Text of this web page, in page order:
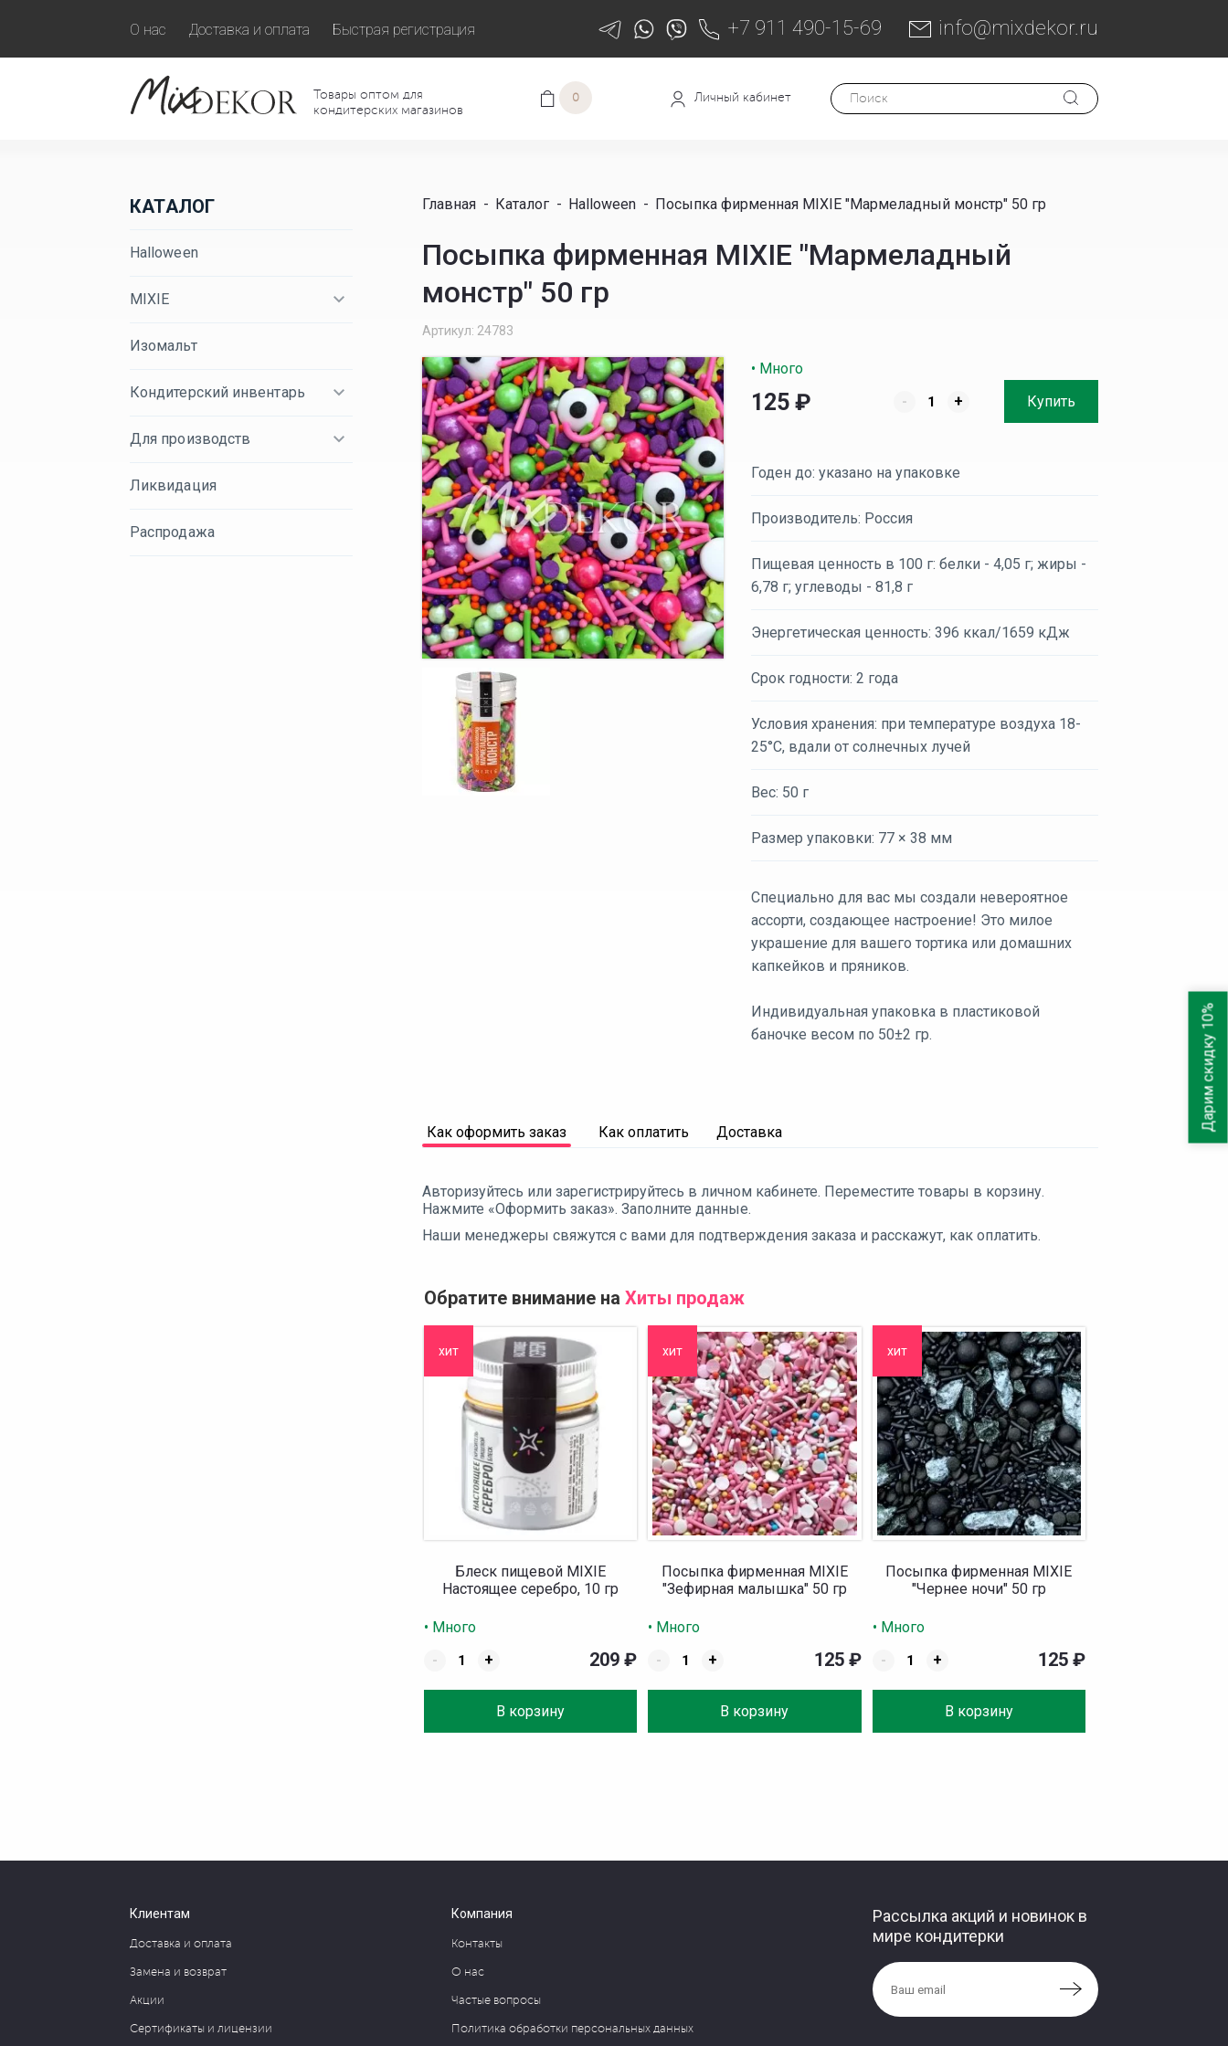
О нас Доставка и оплата Быстрая регистрация +7 911 490-15-69 info@mixdekor.ru
Товары оптом для
кондитерских магазинов
0 Личный кабинет
КАТАЛОГ
Halloween
MIXIE
Изомальт
Кондитерский инвентарь
Для производств
Ликвидация
Распродажа
Главная - Каталог - Halloween - Посыпка фирменная MIXIE "Мармеладный монстр" 50 гр
Посыпка фирменная MIXIE "Мармеладный
монстр" 50 гр
Артикул: 24783
• Много
125 ₽ - + Купить
Годен до: указано на упаковке
Производитель: Россия
Пищевая ценность в 100 г: белки - 4,05 г; жиры -
6,78 г; углеводы - 81,8 г
Энергетическая ценность: 396 ккал/1659 кДж
Срок годности: 2 года
Условия хранения: при температуре воздуха 18-
25°С, вдали от солнечных лучей
Вес: 50 г
Размер упаковки: 77 × 38 мм
Специально для вас мы создали невероятное
ассорти, создающее настроение! Это милое
украшение для вашего тортика или домашних
капкейков и пряников.
Индивидуальная упаковка в пластиковой
баночке весом по 50±2 гр.
Как оформить заказ Как оплатить Доставка
Авторизуйтесь или зарегистрируйтесь в личном кабинете. Переместите товары в корзину.
Нажмите «Оформить заказ». Заполните данные.
Наши менеджеры свяжутся с вами для подтверждения заказа и расскажут, как оплатить.
Обратите внимание на Хиты продаж
хит
Блеск пищевой MIXIE
Настоящее серебро, 10 гр
• Много
-
+
В корзину
209₽
хит
Посыпка фирменная MIXIE
"Зефирная малышка" 50 гр
• Много
-
+
В корзину
125 ₽
хит
Посыпка фирменная MIXIE
"Чернее ночи" 50 гр
• Много
-
+
В корзину
125 ₽
Клиентам
Доставка и оплата
Замена и возврат
Акции
Сертификаты и лицензии
Компания
Контакты
О нас
Частые вопросы
Политика обработки персональных данных
Рассылка акций и новинок в
мире кондитерки
Дарим скидку 10%